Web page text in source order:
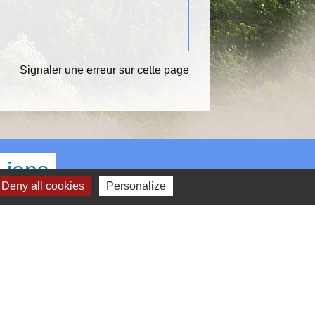
Signaler une erreur sur cette page
D'ESSONNE AGGLOMERATION
Deny all cookies Personalize